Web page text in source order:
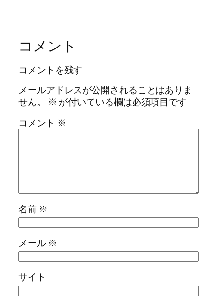
コメント
コメントを残す
メールアドレスが公開されることはありま
せん。
※ が付いている欄は必須項目です
コメント ※
名前 ※
メール ※
サイト